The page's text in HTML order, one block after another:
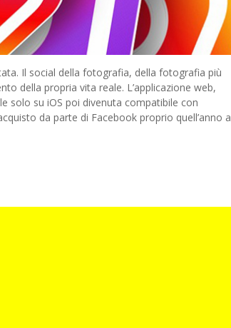
Il social della fotografia, della fotografia più
della propria vita reale. L’applicazione web,
solo su iOS poi divenuta compatibile con
da parte di Facebook proprio quell’anno a